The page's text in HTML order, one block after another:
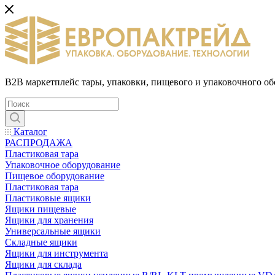
B2B маркетплейс тары, упаковки, пищевого и упаковочного
Каталог
РАСПРОДАЖА
Пластиковая тара
Упаковочное оборудование
Пищевое оборудование
Пластиковая тара
Пластиковые ящики
Ящики пищевые
Ящики для хранения
Универсальные ящики
Складные ящики
Ящики для инструмента
Ящики для склада